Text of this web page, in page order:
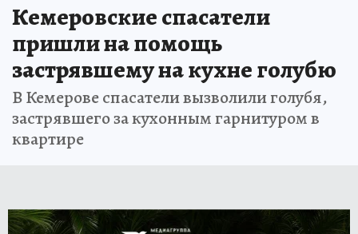
Кемеровские спасатели
пришли на помощь
застрявшему на кухне голубю
В Кемерове спасатели вызволили голубя,
застрявшего за кухонным гарнитуром в
квартире